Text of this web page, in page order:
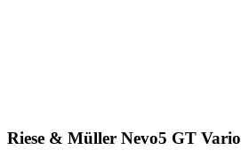
Riese & Müller Nevo5 GT Vario